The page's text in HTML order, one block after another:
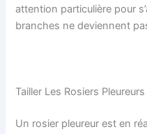
attention particulière pour
branches ne deviennent
Tailler Les Rosiers Pleureurs
Un rosier pleureur est en